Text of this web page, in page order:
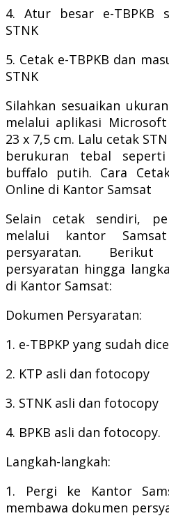
4. Atur besar e-TBPKB
STNK
5. Cetak e-TBPKB dan
STNK
Silahkan sesuaikan
melalui aplikasi
23 x 7,5 cm. Lalu cetak
berukuran tebal
buffalo putih. Cara
Online di Kantor Samsat
Selain cetak sendiri,
melalui kantor
persyaratan.
persyaratan hingga
di Kantor Samsat:
Dokumen Persyaratan:
1. e-TBPKP yang sudah
2. KTP asli dan fotocopy
3. STNK asli dan fotocopy
4. BPKB asli dan fotocopy.
Langkah-langkah:
1. Pergi ke Kantor
membawa dokumen